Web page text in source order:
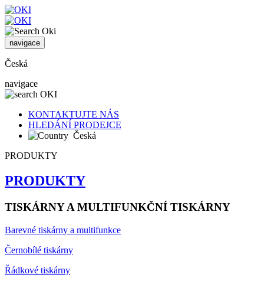
navigace
Česká
navigace
KONTAKTUJTE NÁS
HLEDÁNÍ PRODEJCE
Česká
PRODUKTY
PRODUKTY
TISKÁRNY A MULTIFUNKČNÍ TISKÁRNY
Barevné tiskárny a multifunkce
Černobílé tiskárny
Řádkové tiskárny